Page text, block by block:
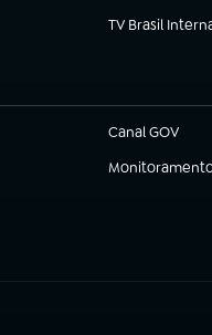
TV Brasil
(abre em nova
Canal GOV
(abre em nova
(abre em nova